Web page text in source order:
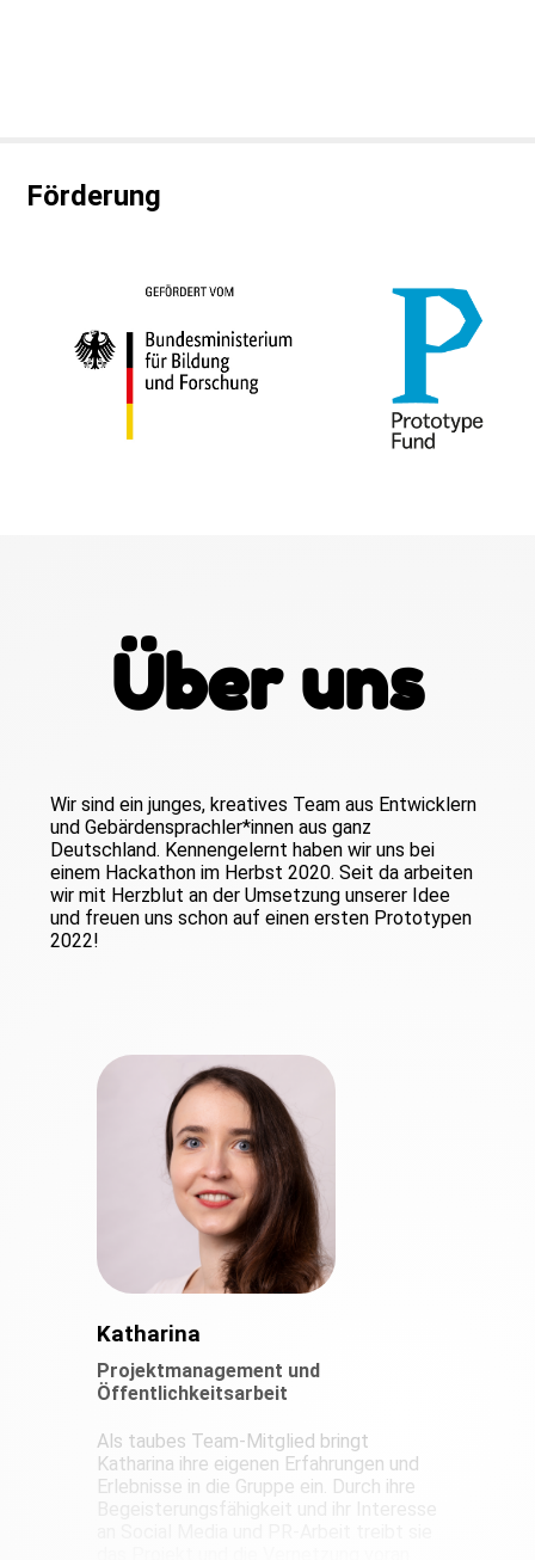
Förderung
Über uns
Wir sind ein junges, kreatives Team aus Entwicklern
und Gebärdensprachler*innen aus ganz
Deutschland. Kennengelernt haben wir uns bei
einem Hackathon im Herbst 2020. Seit da arbeiten
wir mit Herzblut an der Umsetzung unserer Idee
und freuen uns schon auf einen ersten Prototypen
2022!
Katharina
Projektmanagement und
Öffentlichkeitsarbeit
Als taubes Team-Mitglied bringt
Katharina ihre eigenen Erfahrungen und
Erlebnisse in die Gruppe ein. Durch ihre
Begeisterungsfähigkeit und ihr Interesse